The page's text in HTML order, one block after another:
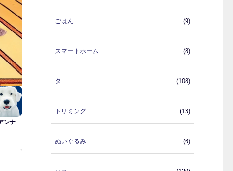
ごはん (9)
スマートホーム (8)
タ (108)
トリミング (13)
ぬいぐるみ (6)